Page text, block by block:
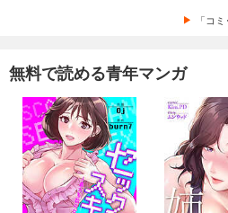
「コ
無料で読める青年マンガ